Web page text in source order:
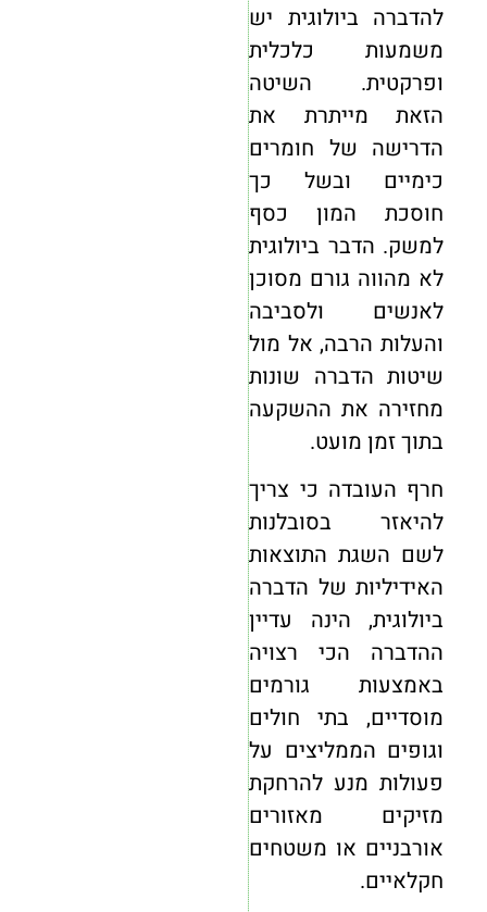
להדברה ביולוגית יש
משמעות כלכלית
ופרקטית. השיטה
הזאת מייתרת את
הדרישה של חומרים
כימיים ובשל כך
חוסכת המון כסף
למשק. הדבר ביולוגית
לא מהווה גורם מסוכן
לאנשים ולסביבה
והעלות הרבה, אל מול
שיטות הדברה שונות
מחזירה את ההשקעה
בתוך זמן מועט.
חרף העובדה כי צריך
להיאזר בסובלנות
לשם השגת התוצאות
האידיליות של הדברה
ביולוגית, הינה עדיין
ההדברה הכי רצויה
באמצעות גורמים
מוסדיים, בתי חולים
וגופים הממליצים על
פעולות מנע להרחקת
מזיקים מאזורים
אורבניים או משטחים
חקלאיים.